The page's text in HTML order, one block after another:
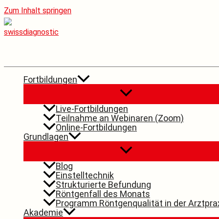
Zum Inhalt springen
Fortbildungen
Live-Fortbildungen
Teilnahme an Webinaren (Zoom)
Online-Fortbildungen
Grundlagen
Blog
Einstelltechnik
Strukturierte Befundung
Röntgenfall des Monats
Programm Röntgenqualität in der
Akademie